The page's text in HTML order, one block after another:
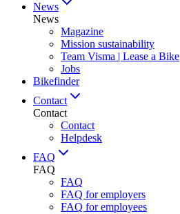
News
News
Magazine
Mission sustainability
Team Visma | Lease a Bike
Jobs
Bikefinder
Contact
Contact
Contact
Helpdesk
FAQ
FAQ
FAQ
FAQ for employers
FAQ for employees